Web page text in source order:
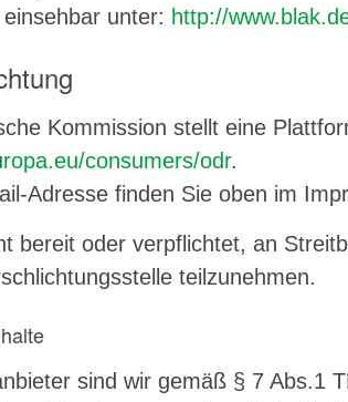
unter: http://
Kommission stellt eine
consumers/odr.
Adresse finden Sie oben im
bereit oder verpflichtet, an
teilzunehmen.
sind wir gemäß § 7 Abs.1